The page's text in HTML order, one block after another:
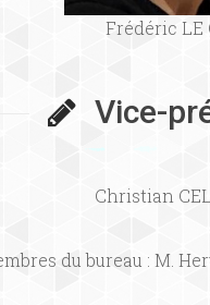
Frédéric LE
Vice-
Christian
du bureau : M.